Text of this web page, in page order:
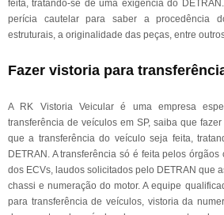
feita, tratando-se de uma exigência do
perícia cautelar para saber a procedência
estruturais, a originalidade das peças, entre
Fazer vistoria para
A RK Vistoria Veicular é uma empresa
transferência de veículos em SP, saiba que
que a transferência do veículo seja feita,
DETRAN. A transferência só é feita pelos
dos ECVs, laudos solicitados pelo DETRAN que
chassi e numeração do motor. A equipe
para transferência de veículos, vistoria da